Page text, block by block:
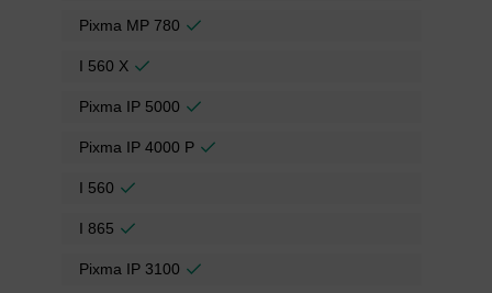
Pixma MP 780
I 560 X
Pixma IP 5000
Pixma IP 4000 P
I 560
I 865
Pixma IP 3100